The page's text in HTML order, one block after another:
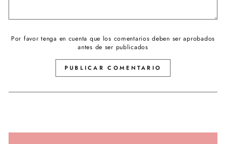
Por favor tenga en cuenta que los comentarios deben ser aprobados
antes de ser publicados
PUBLICAR COMENTARIO